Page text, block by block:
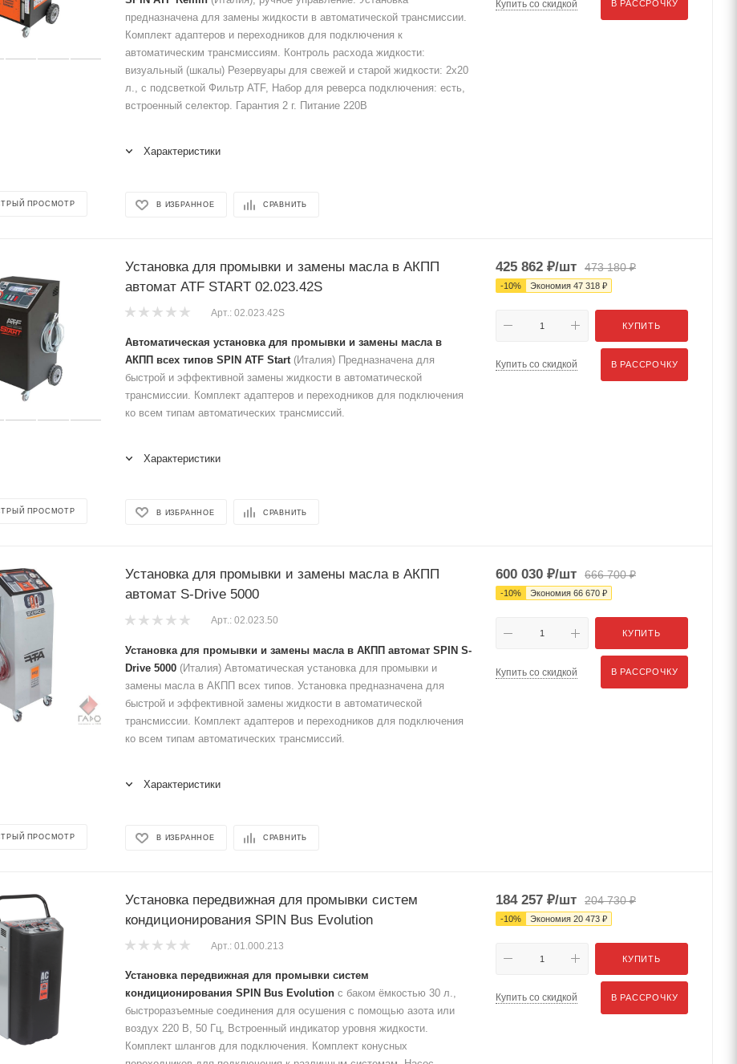
ПРОСМОТР
предназначена для замены жидкости в автоматической трансмиссии.
Комплект адаптеров и переходников для подключения к
автоматическим трансмиссиям. Контроль расхода жидкости:
визуальный (шкалы) Резервуары для свежей и старой жидкости: 2х20
л., с подсветкой Фильтр ATF, Набор для реверса подключения: есть,
встроенный селектор. Гарантия 2 г. Питание 220В
Характеристики
В ИЗБРАННОЕ СРАВНИТЬ
Купить со скидкой В РАССРОЧКУ
ПРОСМОТР
Установка для промывки и замены масла в АКПП
автомат ATF START 02.023.42S
Арт.: 02.023.42S
Автоматическая установка для промывки и замены масла в
АКПП всех типов SPIN ATF Start(Италия) Предназначена для
быстрой и эффективной замены жидкости в автоматической
трансмиссии. Комплект адаптеров и переходников для подключения
ко всем типам автоматических трансмиссий.
Характеристики
В ИЗБРАННОЕ СРАВНИТЬ
425 862 ₽/шт 473 180₽
-10% Экономия 47 318 ₽
КУПИТЬ
Купить со скидкой В РАССРОЧКУ
ПРОСМОТР
Установка для промывки и замены масла в АКПП
автомат S-Drive 5000
Арт.: 02.023.50
Установка для промывки и замены масла в АКПП автомат SPIN S-
Drive 5000 (Италия) Автоматическая установка для промывки и
замены масла в АКПП всех типов. Установка предназначена для
быстрой и эффективной замены жидкости в автоматической
трансмиссии. Комплект адаптеров и переходников для подключения
ко всем типам автоматических трансмиссий.
Характеристики
В ИЗБРАННОЕ СРАВНИТЬ
600 030 ₽/шт 666 700₽
-10% Экономия 66 670 ₽
КУПИТЬ
Купить со скидкой В РАССРОЧКУ
Установка передвижная для промывки систем
кондиционирования SPIN Bus Evolution
Арт.: 01.000.213
Установка передвижная для промывки систем
кондиционирования SPIN Bus Evolution с баком ёмкостью 30 л.,
быстроразъемные соединения для осушения с помощью азота или
воздух 220 В, 50 Гц, Встроенный индикатор уровня жидкости.
Комплект шлангов для подключения. Комплект конусных
184 257 ₽/шт 204 730₽
-10% Экономия 20 473 ₽
КУПИТЬ
Купить со скидкой В РАССРОЧКУ